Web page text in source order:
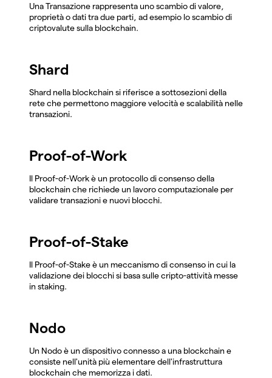
Una Transazione rappresenta uno scambio di valore,
proprietà o dati tra due parti, ad esempio lo scambio di
criptovalute sulla blockchain.
Shard
Shard nella blockchain si riferisce a sottosezioni della
rete che permettono maggiore velocità e scalabilità nelle
transazioni.
Proof-of-Work
Il Proof-of-Work è un protocollo di consenso della
blockchain che richiede un lavoro computazionale per
validare transazioni e nuovi blocchi.
Proof-of-Stake
Il Proof-of-Stake è un meccanismo di consenso in cui la
validazione dei blocchi si basa sulle cripto-attività messe
in staking.
Nodo
Un Nodo è un dispositivo connesso a una blockchain e
consiste nell'unità più elementare dell'infrastruttura
blockchain che memorizza i dati.